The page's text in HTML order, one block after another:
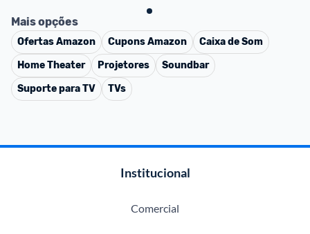
Mais opções
OfertasAmazon CuponsAmazon
Caixa de Som
Home Theater
Projetores
Soundbar
Suporte para TV
TVs
Institucional
Comercial